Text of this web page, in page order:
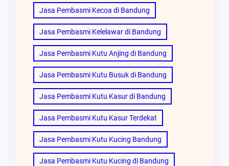
Jasa Pembasmi Kecoa di Bandung
Jasa Pembasmi Kelelawar di Bandung
Jasa Pembasmi Kutu Anjing di Bandung
Jasa Pembasmi Kutu Busuk di Bandung
Jasa Pembasmi Kutu Kasur di Bandung
Jasa Pembasmi Kutu Kasur Terdekat
Jasa Pembasmi Kutu Kucing Bandung
Jasa Pembasmi Kutu Kucing di Bandung